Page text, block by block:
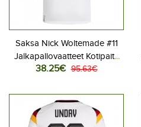
Saksa Nick Woltemade #11
Jalkapallovaatteet Kotipaita
MM-kisat 2026 Lyhythihainen
38.25€ 95.63€